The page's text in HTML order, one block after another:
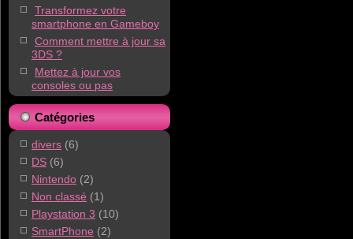
Transformez votre
smartphone en Gameboy
Comment mettre à jour sa
3DS ?
Mettez à jour vos
consoles ou pas
Catégories
divers (6)
DS (6)
Nintendo (2)
Non classé (1)
Playstation 3 (10)
SmartPhone (2)